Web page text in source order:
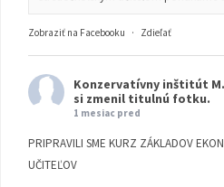
Zobraziť na Facebooku · Zdieľať
Konzervatívny inštitút
si zmenil titulnú fotku.
1 mesiac pred
PRIPRAVILI SME KURZ ZÁKLADOV
UČITEĽOV